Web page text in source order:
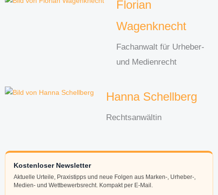
Florian
Wagenknecht
Fachanwalt für Urheber-
und Medienrecht
Hanna Schellberg
Rechtsanwältin
Kostenloser Newsletter
Aktuelle Urteile, Praxistipps und neue Folgen aus Marken-, Urheber-,
Medien- und Wettbewerbsrecht. Kompakt per E-Mail.